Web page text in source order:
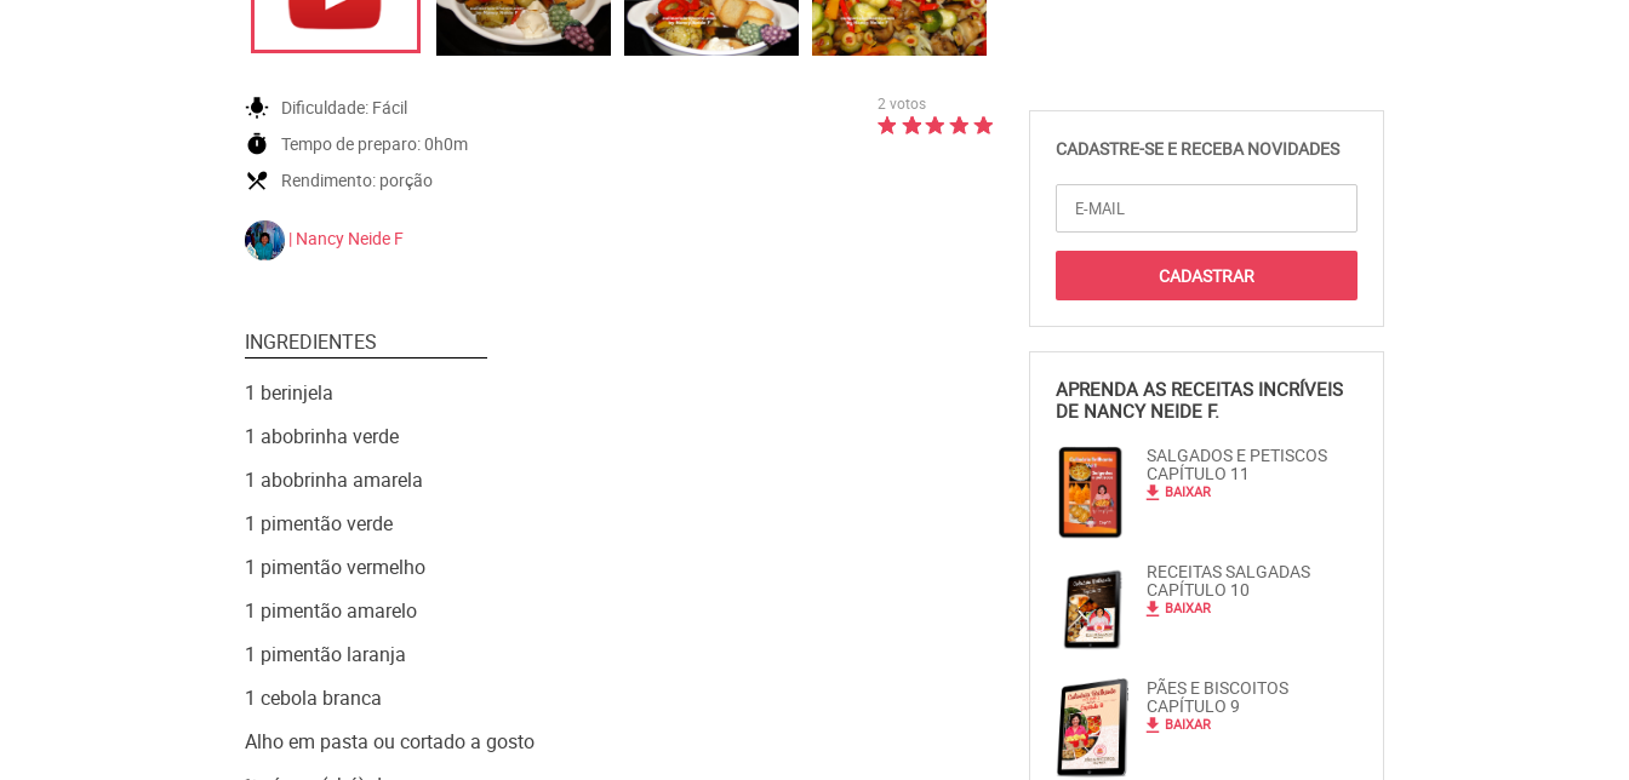
2 votos
wb_incandescent Dificuldade: Fácil
timer Tempo de preparo:0h0m
local_dining Rendimento: porção
| Nancy Neide F
INGREDIENTES
1 berinjela
1 abobrinha verde
1 abobrinha amarela
1 pimentão verde
1 pimentão vermelho
1 pimentão amarelo
1 pimentão laranja
1 cebola branca
Alho em pasta ou cortado a gosto
CADASTRE-SE E RECEBA NOVIDADES
APRENDA AS RECEITAS INCRÍVEIS
DE NANCY NEIDE F.
SALGADOS E PETISCOS
CAPÍTULO 11
file_download BAIXAR
RECEITAS SALGADAS
CAPÍTULO 10
file_download BAIXAR
PÃES E BISCOITOS
CAPÍTULO 9
file_download BAIXAR